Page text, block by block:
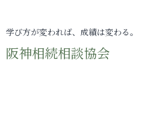
学び方が変われば、成績は変わる。
阪神相続相談協会